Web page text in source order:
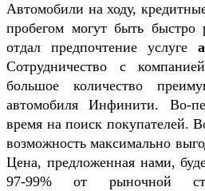
Автомобили на ходу,
пробегом могут быть быстро
отдал предпочтение услуге
Сотрудничество с
большое количество
автомобиля Инфинити. Во-
время на поиск покупателей.
возможность максимально
Цена, предложенная нами,
97-99% от рыночной